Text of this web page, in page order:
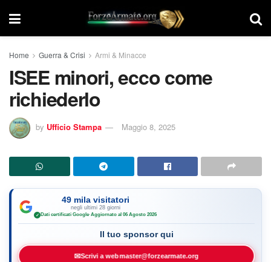
Home Guerra & Crisi Armi & Minacce
ISEE minori, ecco come
richiederlo
by Ufficio Stampa Maggio 8, 2025
49 mila visitatori
negli ultimi 28 giorni
✓ Dati certificati Google·Aggiornato al 06 Agosto 2026
Il tuo sponsor qui
✉Scrivi a webmaster@forzearmate.org